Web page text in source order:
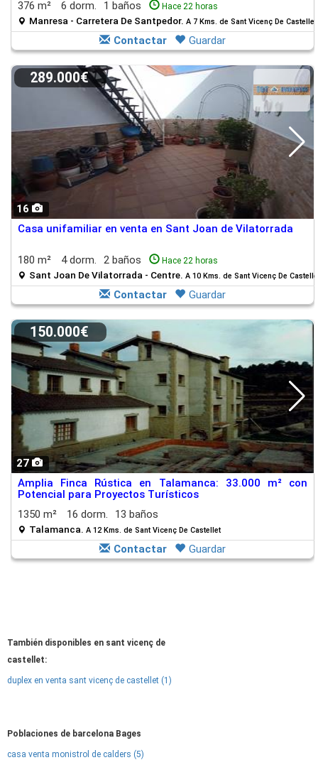
376 m² 6 dorm. 1 baños Hace 22 horas
Manresa - Carretera De Santpedor. A 7 Kms. de Sant Vicenç De Castellet
Contactar Guardar
16
289.000€
Casa unifamiliar en venta en Sant Joan de Vilatorrada
180 m² 4 dorm. 2 baños Hace 22 horas
Sant Joan De Vilatorrada - Centre. A 10 Kms. de Sant Vicenç De
Contactar Guardar
27
150.000€
Amplia Finca Rústica en Talamanca: 33.000 m² con
Potencial para Proyectos Turísticos
1350 m²
16 dorm. 13 baños
Talamanca. A 12 Kms. de Sant Vicenç De Castellet
Contactar Guardar
También disponibles en sant vicenç de
castellet:
duplex en venta sant vicenç de castellet (1)
Poblaciones de barcelona Bages
casa venta monistrol de calders (5)